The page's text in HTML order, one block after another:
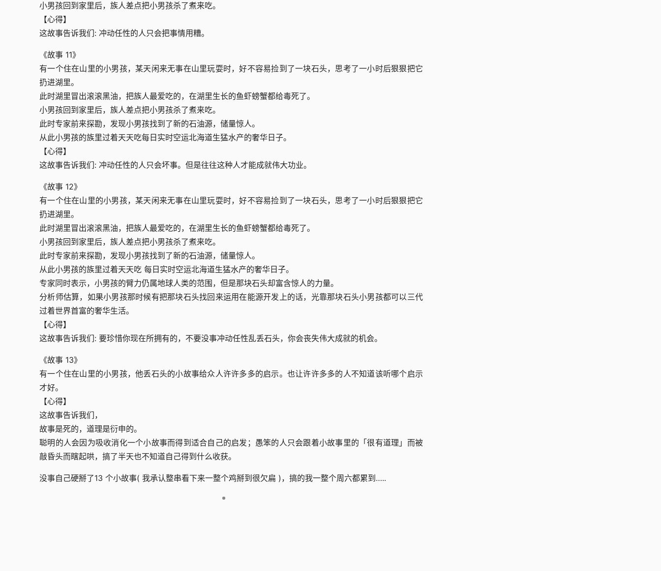
小男孩回到家里后，族人差点把小男孩杀了煮来吃。
【心得】
这故事告诉我们: 冲动任性的人只会把事情用糟。
《故事 11》
有一个住在山里的小男孩，某天闲来无事在山里玩耍时，好不容易捡到了一块石头，思考了一小时后狠狠把它
扔进湖里。
此时湖里冒出滚滚黑油，把族人最爱吃的，在湖里生长的鱼虾螃蟹都给毒死了。
小男孩回到家里后，族人差点把小男孩杀了煮来吃。
此时专家前来探勘，发现小男孩找到了新的石油源，储量惊人。
从此小男孩的族里过着天天吃每日实时空运北海道生猛水产的奢华日子。
【心得】
这故事告诉我们: 冲动任性的人只会坏事。但是往往这种人才能成就伟大功业。
《故事 12》
有一个住在山里的小男孩，某天闲来无事在山里玩耍时，好不容易捡到了一块石头，思考了一小时后狠狠把它
扔进湖里。
此时湖里冒出滚滚黑油，把族人最爱吃的，在湖里生长的鱼虾螃蟹都给毒死了。
小男孩回到家里后，族人差点把小男孩杀了煮来吃。
此时专家前来探勘，发现小男孩找到了新的石油源，储量惊人。
从此小男孩的族里过着天天吃 每日实时空运北海道生猛水产的奢华日子。
专家同时表示，小男孩的臂力仍属地球人类的范围，但是那块石头却富含惊人的力量。
分析师估算，如果小男孩那时候有把那块石头找回来运用在能源开发上的话，光靠那块石头小男孩都可以三代
过着世界首富的奢华生活。
【心得】
这故事告诉我们: 要珍惜你现在所拥有的，不要没事冲动任性乱丢石头，你会丧失伟大成就的机会。
《故事 13》
有一个住在山里的小男孩，他丢石头的小故事给众人许许多多的启示。也让许许多多的人不知道该听哪个启示
才好。
【心得】
这故事告诉我们，
故事是死的，道理是衍申的。
聪明的人会因为吸收消化一个小故事而得到适合自己的启发；愚笨的人只会跟着小故事里的「很有道理」而被
敲昏头而瞎起哄，搞了半天也不知道自己得到什么收获。
没事自己硬掰了13 个小故事( 我承认整串看下来一整个鸡掰到很欠扁 )，搞的我一整个周六都累到…..